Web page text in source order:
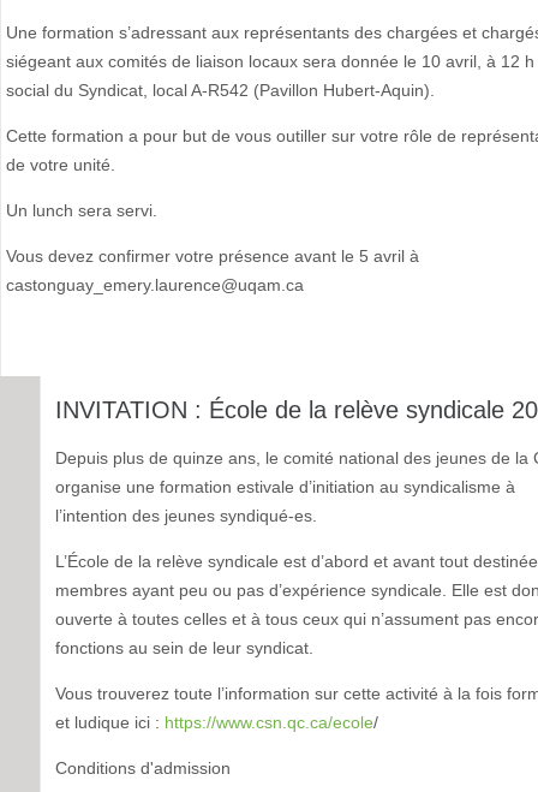
Une formation s’adressant aux représentants des chargées et
siégeant aux comités de liaison locaux sera donnée le 10 avril, à 12
social du Syndicat, local A-R542 (Pavillon Hubert-Aquin).
Cette formation a pour but de vous outiller sur votre rôle de
de votre unité.
Un lunch sera servi.
Vous devez confirmer votre présence avant le 5 avril à
castonguay_emery.laurence@uqam.ca
INVITATION : École de la relève syndicale
Depuis plus de quinze ans, le comité national des jeunes de la
organise une formation estivale d’initiation au syndicalisme à
l’intention des jeunes syndiqué-es.
L’École de la relève syndicale est d’abord et avant tout
membres ayant peu ou pas d’expérience syndicale. Elle est
ouverte à toutes celles et à tous ceux qui n’assument pas
fonctions au sein de leur syndicat.
Vous trouverez toute l’information sur cette activité à la fois
et ludique ici : https://www.csn.qc.ca/ecole/
Conditions d'admission